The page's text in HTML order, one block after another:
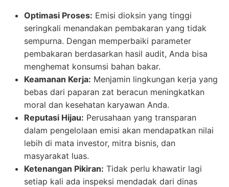
Optimasi Proses: Emisi dioksin yang tinggi
seringkali menandakan pembakaran yang tidak
sempurna. Dengan memperbaiki parameter
pembakaran berdasarkan hasil audit, Anda bisa
menghemat konsumsi bahan bakar.
Keamanan Kerja: Menjamin lingkungan kerja yang
bebas dari paparan zat beracun meningkatkan
moral dan kesehatan karyawan Anda.
Reputasi Hijau: Perusahaan yang transparan
dalam pengelolaan emisi akan mendapatkan nilai
lebih di mata investor, mitra bisnis, dan
masyarakat luas.
Ketenangan Pikiran: Tidak perlu khawatir lagi
setiap kali ada inspeksi mendadak dari dinas